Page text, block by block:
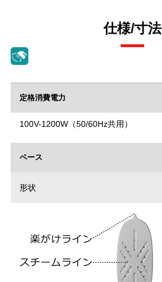
仕様/寸法
定格消費電力
100V-1200W（50/60Hz共用）
ベース
形状